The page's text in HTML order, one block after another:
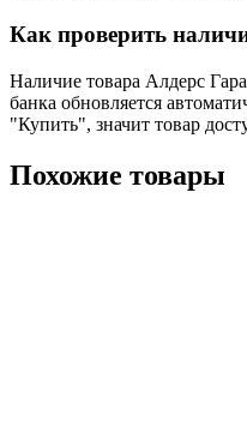
Как проверить
Наличие товара Алдерс
банка обновляется
"Купить", значит товар
Похожие товары